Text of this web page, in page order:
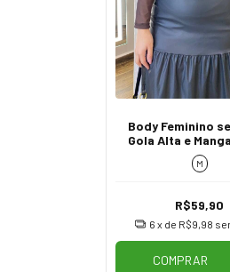
Body Feminino
Gola Alta e
de Tule
M
R$59,90
6 x de R$9,98
COMPRAR